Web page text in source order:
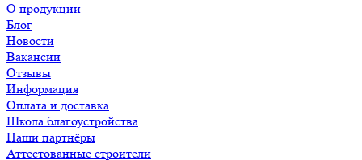
О продукции
Блог
Новости
Вакансии
Отзывы
Информация
Оплата и доставка
Школа благоустройства
Наши партнёры
Аттестованные строители